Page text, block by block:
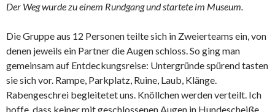
Der Weg wurde zu einem Rundgang und startete im Museum.
Die Gruppe aus 12 Personen teilte sich in Zweierteams ein, von
denen jeweils ein Partner die Augen schloss. So ging man
gemeinsam auf Entdeckungsreise: Untergründe spürend tasten
sie sich vor. Rampe, Parkplatz, Ruine, Laub, Klänge.
Rabengeschrei begleitetet uns. Knöllchen werden verteilt. Ich
hoffe, dass keiner mit geschlossenen Augen in Hundescheiße